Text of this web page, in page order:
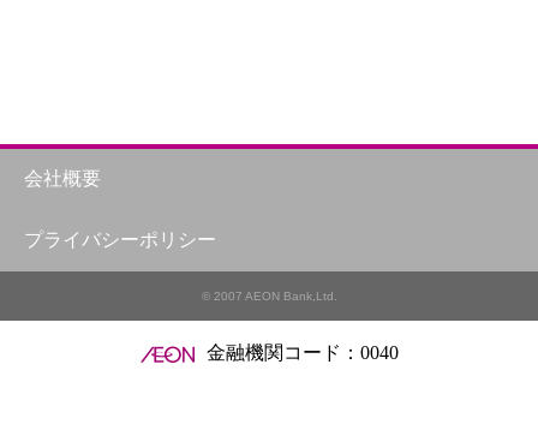
会社概要
プライバシーポリシー
© 2007 AEON Bank,Ltd.
金融機関コード：0040